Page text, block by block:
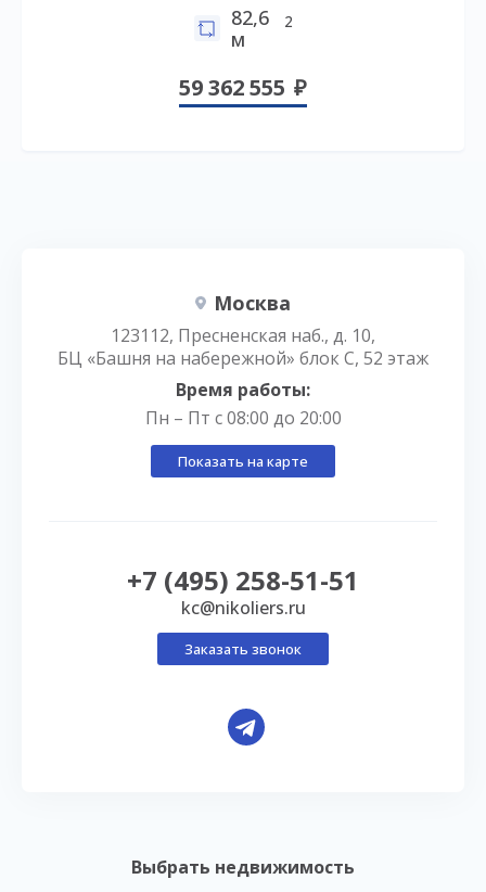
82,6
м
2
59 362 555
Выбрать недвижимость
Москва
123112, Пресненская наб., д. 10,
БЦ «Башня на набережной» блок С, 52 этаж
Время работы:
Пн – Пт с 08:00 до 20:00
Показать на карте
+7 (495) 258-51-51
kc@nikoliers.ru
Заказать звонок